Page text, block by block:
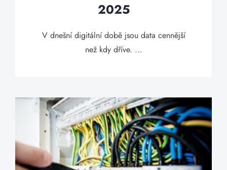
2025
V dnešní digitální době jsou data cennější
než kdy dříve. ...